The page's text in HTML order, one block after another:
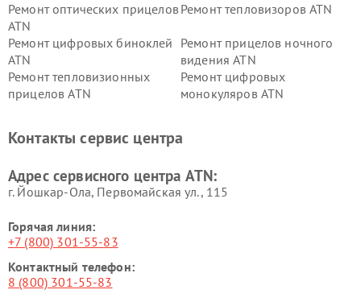
Ремонт оптических прицелов
ATN
Ремонт тепловизоров ATN
Ремонт цифровых биноклей
ATN
Ремонт прицелов ночного
видения ATN
Ремонт тепловизионных
прицелов ATN
Ремонт цифровых
монокуляров ATN
Контакты сервис центра
Адрес сервисного центра ATN:
г. Йошкар-Ола, Первомайская ул., 115
Горячая линия:
+7 (800) 301-55-83
Контактный телефон:
8 (800) 301-55-83